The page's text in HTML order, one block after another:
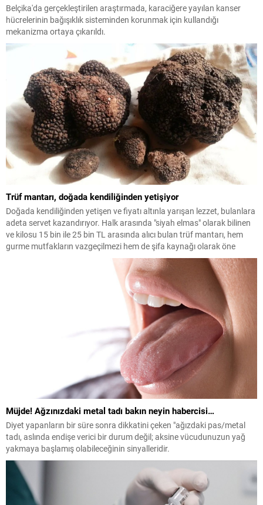
Belçika'da gerçekleştirilen araştırmada, karaciğere yayılan kanser
hücrelerinin bağışıklık sisteminden korunmak için kullandığı
mekanizma ortaya çıkarıldı.
Trüf mantarı, doğada kendiliğinden yetişiyor
Doğada kendiliğinden yetişen ve fiyatı altınla yarışan lezzet, bulanlara
adeta servet kazandırıyor. Halk arasında "siyah elmas" olarak bilinen
ve kilosu 15 bin ile 25 bin TL arasında alıcı bulan trüf mantarı, hem
gurme mutfakların vazgeçilmezi hem de şifa kaynağı olarak öne
Müjde! Ağzınızdaki metal tadı bakın neyin habercisi…
Diyet yapanların bir süre sonra dikkatini çeken "ağızdaki pas/metal
tadı, aslında endişe verici bir durum değil; aksine vücudunuzun yağ
yakmaya başlamış olabileceğinin sinyalleridir.